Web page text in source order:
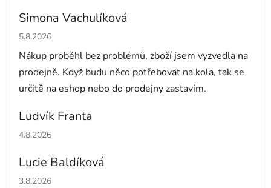
Simona Vachulíková
Hodnocení obchodu je 5 z 5 hvězdiček.
5.8.2026
Nákup proběhl bez problémů, zboží jsem vyzvedla na
prodejně. Když budu něco potřebovat na kola, tak se
určitě na eshop nebo do prodejny zastavím.
Ludvík Franta
Hodnocení obchodu je 5 z 5 hvězdiček.
4.8.2026
Lucie Baldíková
Hodnocení obchodu je 5 z 5 hvězdiček.
3.8.2026